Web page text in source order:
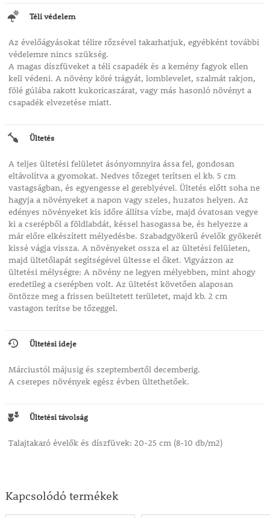
Téli védelem
Az évelőágyásokat télire rőzsével takarhatjuk, egyébként további
védelemre nincs szükség.
A magas díszfüveket a téli csapadék és a kemény fagyok ellen
kell védeni. A növény köré trágyát, lomblevelet, szalmát rakjon,
fölé gúlába rakott kukoricaszárat, vagy más hasonló növényt a
csapadék elvezetése miatt.
Ültetés
A teljes ültetési felületet ásónyomnyira ássa fel, gondosan
eltávolítva a gyomokat. Nedves tőzeget terítsen el kb. 5 cm
vastagságban, és egyengesse el gereblyével. Ültetés előtt soha ne
hagyja a növényeket a napon vagy szeles, huzatos helyen. Az
edényes növényeket kis időre állítsa vízbe, majd óvatosan vegye
ki a cserépből a földlabdát, késsel hasogassa be, és helyezze a
már előre elkészített mélyedésbe. Szabadgyökerű évelők gyökerét
kissé vágja vissza. A növényeket ossza el az ültetési felületen,
majd ültetőlapát segítségével ültesse el őket. Vigyázzon az
ültetési mélységre: A növény ne legyen mélyebben, mint ahogy
eredetileg a cserépben volt. Az ültetést követően alaposan
öntözze meg a frissen beültetett területet, majd kb. 2 cm
vastagon terítse be tőzeggel.
Ültetési ideje
Márciustól májusig és szeptembertől decemberig.
A cserepes növények egész évben ültethetőek.
Ültetési távolság
Talajtakaró évelők és díszfüvek: 20-25 cm (8-10 db/m2)
Kapcsolódó termékek